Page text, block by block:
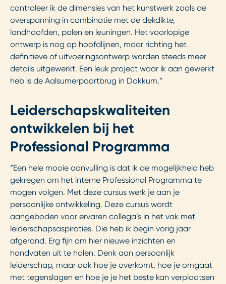
controleer ik de dimensies van het kunstwerk zoals de
overspanning in combinatie met de dekdikte,
landhoofden, palen en leuningen. Het voorlopige
ontwerp is nog op hoofdlijnen, maar richting het
definitieve of uitvoeringsontwerp worden steeds meer
details uitgewerkt. Een leuk project waar ik aan gewerkt
heb is de Aalsumerpoortbrug in Dokkum.”
Leiderschapskwaliteiten
ontwikkelen bij het
Professional Programma
“Een hele mooie aanvulling is dat ik de mogelijkheid heb
gekregen om het interne Professional Programma te
mogen volgen. Met deze cursus werk je aan je
persoonlijke ontwikkeling. Deze cursus wordt
aangeboden voor ervaren collega’s in het vak met
leiderschapsaspiraties. Die heb ik begin vorig jaar
afgerond. Erg fijn om hier nieuwe inzichten en
handvaten uit te halen. Denk aan persoonlijk
leiderschap, maar ook hoe je overkomt, hoe je omgaat
met tegenslagen en hoe je je het beste kan verplaatsen